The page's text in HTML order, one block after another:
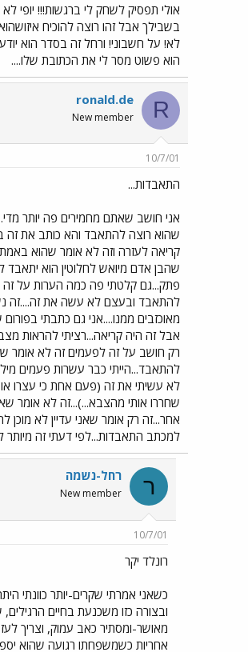
אולי תפסיק לשחק לי ברגשות!!! יופי
בשבילך אבל זהו רוצה להוכיח
לא! על חשבוני! ורחל זה בסדר הוא
הוא פשוט מסר לי את הכתובת שלו....
R
ronald.de
New member
10/7/01
התאבדות...
אני חושב שאתם מחמירים פה יותר
שהוא רוצה להתאבד והא כותב את זה
קריאה לעזרה וזה לא אומר שהוא
שהבן אדם מיואש לחלוטין הוא יתאבד
פתק...גם קלטתי פה כמה הערות על
להתאבד ובעצם לא עשה את זה....זה
מאוכזבים ממנו....אני גם כתבתי
אבל זה היה קריאה...רציתי להראות
רק חושב על זה לפעמים זה לא אומר
להתאבד...הייתי כבר עשרות פעמים
לא עשיתי את זה (פעם אחת כי עצרו
שחררו אותי מהצבא...)...זה לא אומר
אחר...זה רק אומר שאני עדיין לא
למכתב התאבדות...לפי דעתי זה
ר רחל-נשמה
New member
10/7/01
רונלד יקר
כשאני אמרתי שקרים-יותר כוונתי
ובצורה כזו משכנעת בחיים
מאושר-ומסתיר כאב עמוק, וצריך
אחריות כשמשפחתו רגועה שהוא